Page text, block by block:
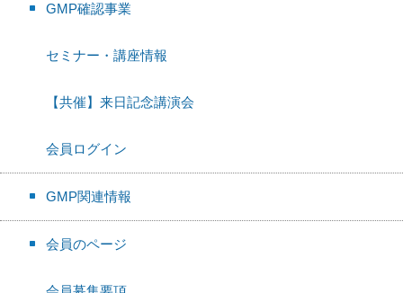
GMP確認事業
セミナー・講座情報
【共催】来日記念講演会
会員ログイン
GMP関連情報
会員のページ